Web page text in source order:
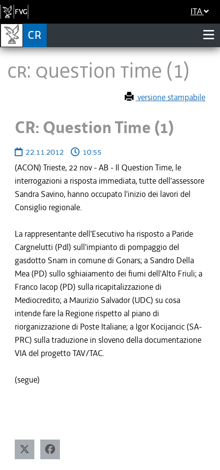
ITA
CR: Question Time (1)
versione stampabile
CR: Question Time (1)
22.11.2012
10:55
(ACON) Trieste, 22 nov - AB - Il Question Time, le
interrogazioni a risposta immediata, tutte dell'assessore
Sandra Savino, hanno occupato l'inizio dei lavori del
Consiglio regionale.
La rappresentante dell'Esecutivo ha risposto a Paride
Cargnelutti (Pdl) sull'impianto di pompaggio del
gasdotto Snam in comune di Gonars; a Sandro Della
Mea (PD) sullo sghiaiamento dei fiumi dell'Alto Friuli; a
Franco Iacop (PD) sulla ricapitalizzazione di
Mediocredito; a Maurizio Salvador (UDC) su cosa
intende fare la Regione rispetto al piano di
riorganizzazione di Poste Italiane; a Igor Kocijancic (SA-
PRC) sulla traduzione in sloveno della documentazione
VIA del progetto TAV/TAC.
(segue)